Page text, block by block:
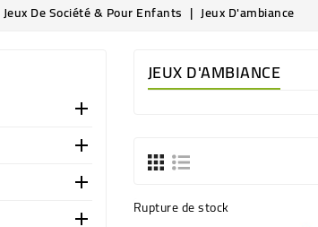
Jeux De Société & Pour Enfants Jeux D'ambiance




JEUX D'AMBIANCE
Rupture de stock